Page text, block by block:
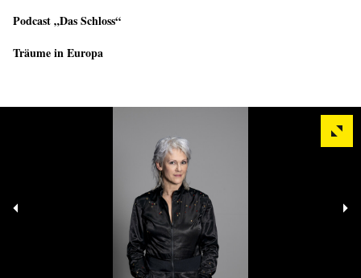
Podcast „Das Schloss“
Träume in Europa